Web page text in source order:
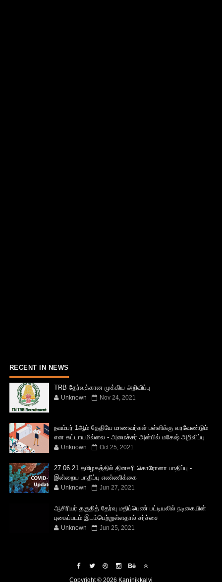
RECENT IN NEWS
TRB தேர்வுக்கான முக்கிய அறிவிப்பு
Unknown Nov 24, 2021
நவம்பர் 1ஆம் தேதியே மாணவர்கள் பள்ளிக்கு வரவேண்டும்
என கட்டாயமில்லை - அமைச்சர் அன்பில் மகேஷ் அறிவிப்பு
Unknown Oct 25, 2021
27.06.21 தமிழகத்தில் தினசரி கொரோனா பாதிப்பு -
இன்றைய பாதிப்பு எண்ணிக்கை
Unknown Jun 27, 2021
ஆசிரியர் தகுதித் தேர்வு மதிப்பெண் பட்டியலில் நடிகையின்
புகைப்படம் இடம்பெற்றுள்ளதால் சர்ச்சை
Unknown Jun 25, 2021
Copyright © 2026 Kaninikkalvi